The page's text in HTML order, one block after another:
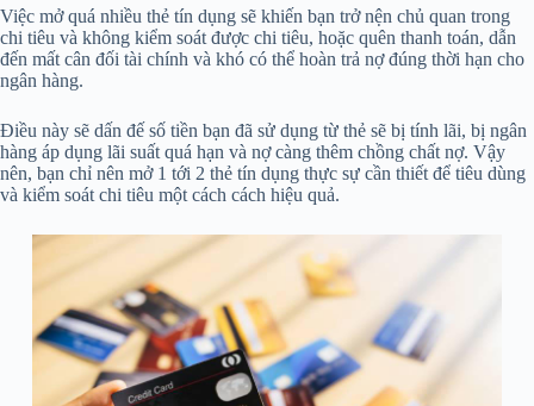
Việc mở quá nhiều thẻ tín dụng sẽ khiến bạn trở nện chủ quan trong
chi tiêu và không kiểm soát được chi tiêu, hoặc quên thanh toán, dẫn
đến mất cân đối tài chính và khó có thể hoàn trả nợ đúng thời hạn cho
ngân hàng.
Điều này sẽ dấn đế số tiền bạn đã sử dụng từ thẻ sẽ bị tính lãi, bị ngân
hàng áp dụng lãi suất quá hạn và nợ càng thêm chồng chất nợ. Vậy
nên, bạn chỉ nên mở 1 tới 2 thẻ tín dụng thực sự cần thiết để tiêu dùng
và kiểm soát chi tiêu một cách cách hiệu quả.